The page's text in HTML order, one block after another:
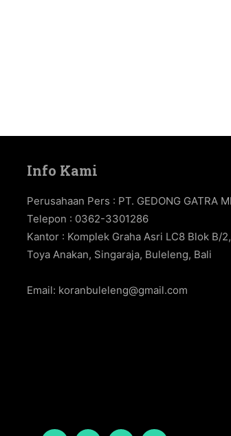
Info Kami
Perusahaan Pers : PT. GEDONG GATRA
Telepon : 0362-3301286
Kantor : Komplek Graha Asri LC8 Blok B/
Toya Anakan, Singaraja, Buleleng, Bali
Email: koranbuleleng@gmail.com